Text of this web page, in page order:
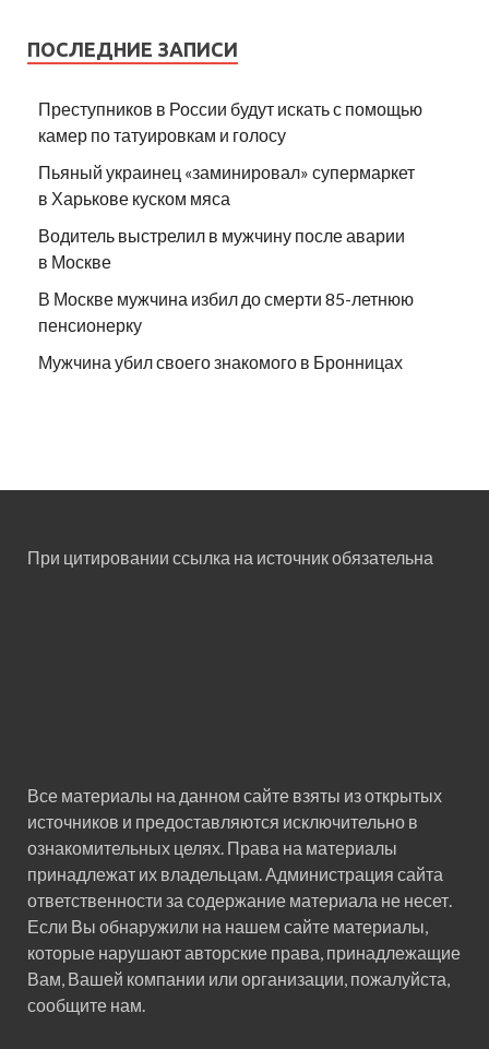
ПОСЛЕДНИЕ ЗАПИСИ
Преступников в России будут искать с помощью
камер по татуировкам и голосу
Пьяный украинец «заминировал» супермаркет
в Харькове куском мяса
Водитель выстрелил в мужчину после аварии
в Москве
В Москве мужчина избил до смерти 85-летнюю
пенсионерку
Мужчина убил своего знакомого в Бронницах
При цитировании ссылка на источник обязательна
Все материалы на данном сайте взяты из открытых
источников и предоставляются исключительно в
ознакомительных целях. Права на материалы
принадлежат их владельцам. Администрация сайта
ответственности за содержание материала не несет.
Если Вы обнаружили на нашем сайте материалы,
которые нарушают авторские права, принадлежащие
Вам, Вашей компании или организации, пожалуйста,
сообщите нам.